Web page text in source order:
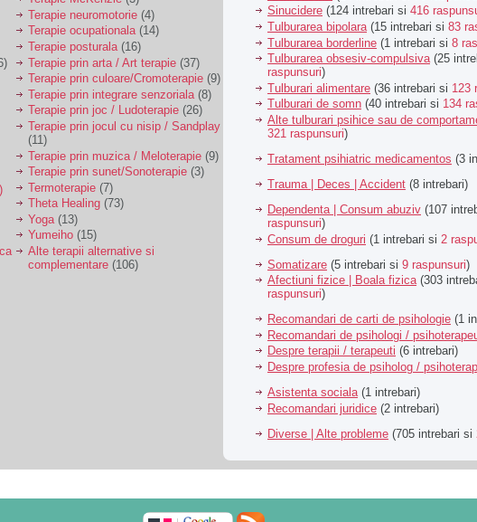
Terapie neuromotorie (4)
Terapie ocupationala(14)
Terapie posturala (16)
Terapie prin arta / Art terapie (37)
Terapie prin culoare/Cromoterapie (9)
Terapie prin integrare senzoriala (8)
Terapie prin joc / Ludoterapie (26)
Terapie prin jocul cu nisip / Sandplay
(11)
Terapie prin muzica / Meloterapie (9)
Terapie prin sunet/Sonoterapie (3)
Termoterapie (7)
Theta Healing (73)
Yoga (13)
Yumeiho (15)
Alte terapii alternative si
complementare (106)
Sinucidere (124 intrebari si 416
Tulburarea bipolara(15 intrebari si 83
Tulburarea borderline (1 intrebari si 8
Tulburarea obsesiv-compulsiva(25
raspunsuri)
Tulburari alimentare (36 intrebari si 123
Tulburari de somn (40 intrebari si 134
Alte tulburari psihice sau de
321 raspunsuri)
Tratament psihiatric medicamentos (3
Trauma | Deces | Accident (8 intrebari)
Dependenta | Consum abuziv (107
raspunsuri)
Consum de droguri (1 intrebari si 2
Somatizare (5 intrebari si 9 raspunsuri)
Afectiuni fizice | Boala fizica(303
raspunsuri)
Recomandari de carti de psihologie (1
Recomandari de psihologi /
Despre terapii / terapeuti (6 intrebari)
Despre profesia de psiholog /
Asistenta sociala (1 intrebari)
Recomandari juridice (2 intrebari)
Diverse | Alte probleme (705 intrebari si